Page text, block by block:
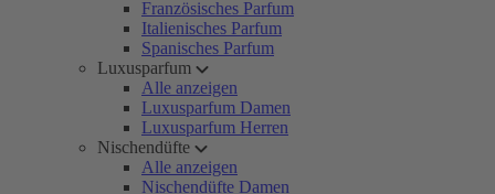
Französisches Parfum
Italienisches Parfum
Spanisches Parfum
Luxusparfum
Alle anzeigen
Luxusparfum Damen
Luxusparfum Herren
Nischendüfte
Alle anzeigen
Nischendüfte Damen